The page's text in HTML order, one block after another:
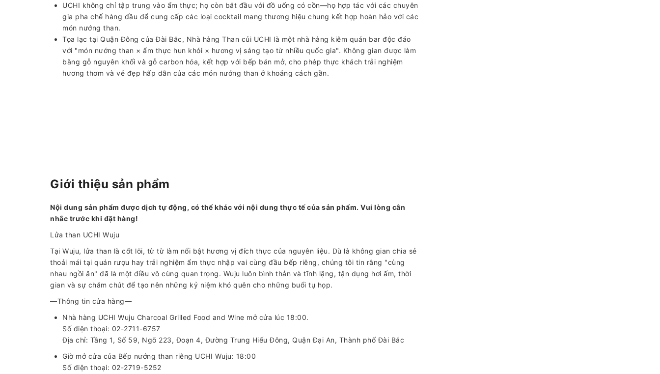
UCHI không chỉ tập trung vào ẩm thực; họ còn bắt đầu với đồ uống có cồn—họ hợp tác với các chuyên
gia pha chế hàng đầu để cung cấp các loại cocktail mang thương hiệu chung kết hợp hoàn hảo với các
món nướng than.
Tọa lạc tại Quận Đông của Đài Bắc, Nhà hàng Than củi UCHI là một nhà hàng kiêm quán bar độc đáo
với "món nướng than × ẩm thực hun khói × hương vị sáng tạo từ nhiều quốc gia". Không gian được làm
bằng gỗ nguyên khối và gỗ carbon hóa, kết hợp với bếp bán mở, cho phép thực khách trải nghiệm
hương thơm và vẻ đẹp hấp dẫn của các món nướng than ở khoảng cách gần.
Giới thiệu sản phẩm
Nội dung sản phẩm được dịch tự động, có thể khác với nội dung thực tế của sản phẩm. Vui lòng cân
nhắc trước khi đặt hàng!
Lửa than UCHI Wuju
Tại Wuju, lửa than là cốt lõi, từ từ làm nổi bật hương vị đích thực của nguyên liệu. Dù là không gian chia sẻ
thoải mái tại quán rượu hay trải nghiệm ẩm thực nhập vai cùng đầu bếp riêng, chúng tôi tin rằng "cùng
nhau ngồi ăn" đã là một điều vô cùng quan trọng. Wuju luôn bình thản và tĩnh lặng, tận dụng hơi ấm, thời
gian và sự chăm chút để tạo nên những kỷ niệm khó quên cho những buổi tụ họp.
—Thông tin cửa hàng—
Nhà hàng UCHI Wuju Charcoal Grilled Food and Wine mở cửa lúc 18:00.
Số điện thoại: 02-2711-6757
Địa chỉ: Tầng 1, Số 59, Ngõ 223, Đoạn 4, Đường Trung Hiếu Đông, Quận Đại An, Thành phố Đài Bắc
Giờ mở cửa của Bếp nướng than riêng UCHI Wuju: 18:00
Số điện thoại: 02-2719-5252